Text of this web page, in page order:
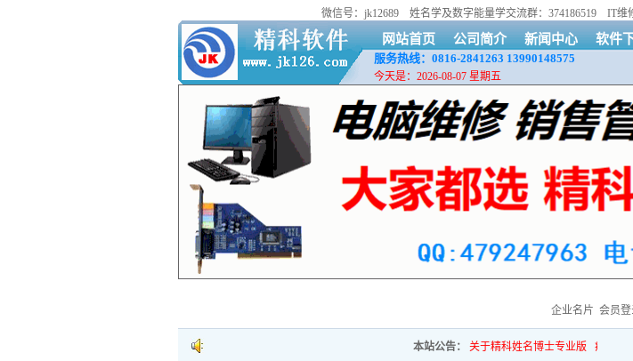
微信号：jk12689 姓名学及数字能量学交流群：374186519 IT维
网站首页 公司简介 新闻中心 软件
服务热线：0816-2841263 13990148575
今天是：2026-08-07 星期五
企业名片 会员
本站公告： 关于精科姓名博士专业版 疫情期